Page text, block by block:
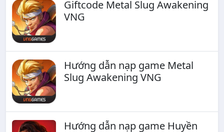
Giftcode Metal Slug Awakening
VNG
Hướng dẫn nạp game Metal
Slug Awakening VNG
Hướng dẫn nạp game Huyền